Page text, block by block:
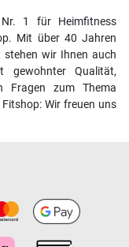
1 für Heimfitness
Mit über 40 Jahren
wir Ihnen auch
gewohnter Qualität,
Fragen zum Thema
Wir freuen uns